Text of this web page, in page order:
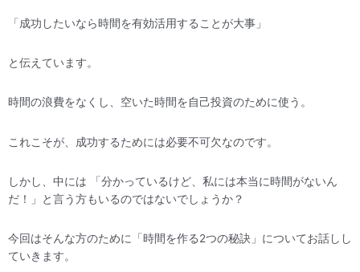
「成功したいなら時間を有効活用することが大事」
と伝えています。
時間の浪費をなくし、空いた時間を自己投資のために使う。
これこそが、成功するためには必要不可欠なのです。
しかし、中には 「分かっているけど、私には本当に時間がないん
だ！」と言う方もいるのではないでしょうか？
今回はそんな方のために「時間を作る2つの秘訣」についてお話しし
ていきます。